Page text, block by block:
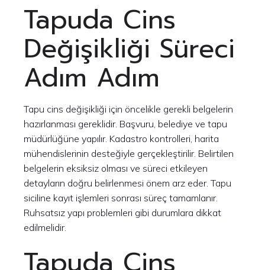
Tapuda Cins
Değişikliği Süreci
Adım Adım
Tapu cins değişikliği için öncelikle gerekli belgelerin
hazırlanması gereklidir. Başvuru, belediye ve tapu
müdürlüğüne yapılır. Kadastro kontrolleri, harita
mühendislerinin desteğiyle gerçekleştirilir. Belirtilen
belgelerin eksiksiz olması ve süreci etkileyen
detayların doğru belirlenmesi önem arz eder. Tapu
siciline kayıt işlemleri sonrası süreç tamamlanır.
Ruhsatsız yapı problemleri gibi durumlara dikkat
edilmelidir.